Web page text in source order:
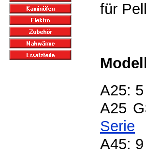
für
A25:
A25
Serie
A45: